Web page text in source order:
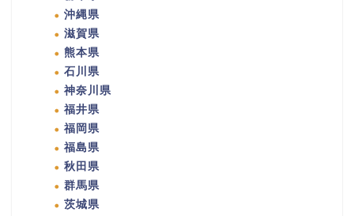
沖縄県
滋賀県
熊本県
石川県
神奈川県
福井県
福岡県
福島県
秋田県
群馬県
茨城県